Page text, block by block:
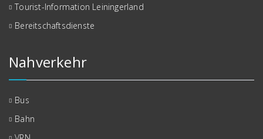
Tourist-Information Leiningerland
Bereitschaftsdienste
Nahverkehr
Bus
Bahn